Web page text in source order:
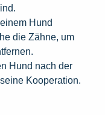
Hund
die Zähne, um
Hund nach der
Kooperation.